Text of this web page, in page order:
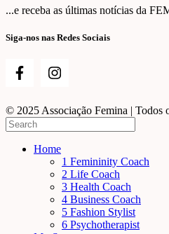
...e receba as últimas notícias da
Siga-nos nas Redes Sociais
© 2025 Associação Femina | Todos
Home
1 Femininity Coach
2 Life Coach
3 Health Coach
4 Business Coach
5 Fashion Stylist
6 Psychotherapist